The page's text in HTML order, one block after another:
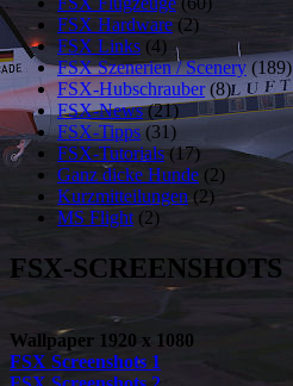
FSX Hardware (2)
FSX Links (4)
FSX Szenerien / Scenery(189)
FSX-Hubschrauber(8)
FSX-News(21)
FSX-Tipps(31)
FSX-Tutorials(17)
Ganz dicke Hunde (2)
Kurzmitteilungen (2)
MS Flight (2)
FSX-SCREENSHOTS
Wallpaper 1920 x 1080
FSX Screenshots 1